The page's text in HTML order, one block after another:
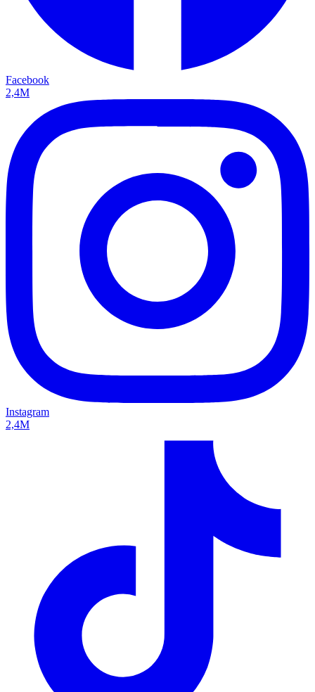
Facebook
2,4M
Instagram
2,4M